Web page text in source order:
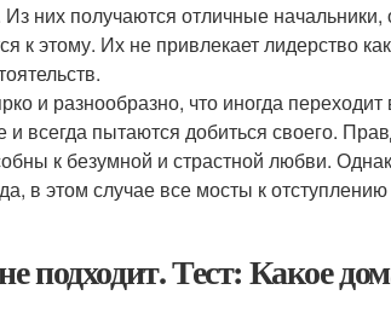
них получаются отличные начальники,
к этому. Их не привлекает лидерство
и разнообразно, что иногда
всегда пытаются добиться своего.
к безумной и страстной любви.
в этом случае все мосты к
подходит. Тест: Какое